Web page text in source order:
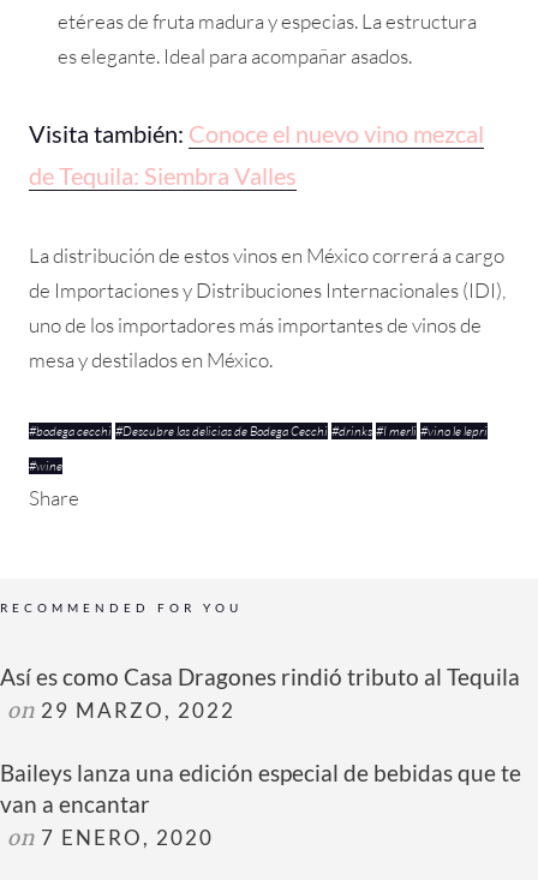
etéreas de fruta madura y especias. La estructura
es elegante. Ideal para acompañar asados.
Visita también: Conoce el nuevo vino mezcal
de Tequila: Siembra Valles
La distribución de estos vinos en México correrá a cargo
de Importaciones y Distribuciones Internacionales (IDI),
uno de los importadores más importantes de vinos de
mesa y destilados en México.
#bodega cecchi #Descubre las delicias de Bodega Cecchi #drinks #I merli #vino le lepri
#wine
Share
RECOMMENDED FOR YOU
Así es como Casa Dragones rindió tributo al Tequila
on 29 MARZO, 2022
Baileys lanza una edición especial de bebidas que te
van a encantar
on 7 ENERO, 2020